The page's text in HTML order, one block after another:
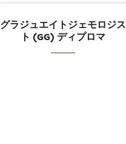
グラジュエイトジェモロジス
ト (GG) ディプロマ